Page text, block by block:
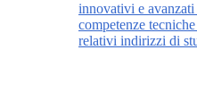
innovativi e
competenze
relativi indirizzi di